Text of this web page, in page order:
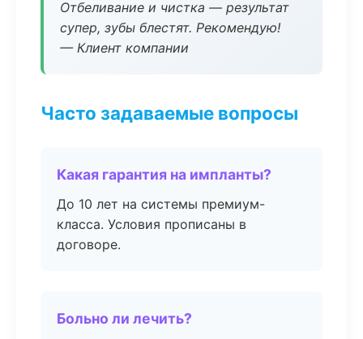
Отбеливание и чистка — результат
супер, зубы блестят. Рекомендую!
— Клиент компании
Часто задаваемые вопросы
Какая гарантия на импланты?
До 10 лет на системы премиум-
класса. Условия прописаны в
договоре.
Больно ли лечить?